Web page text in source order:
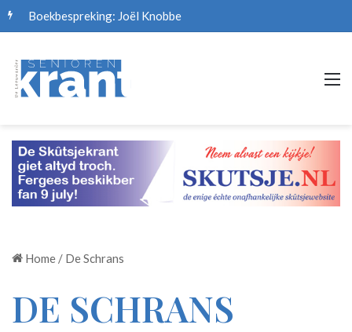
Boekbespreking: Joël Knobbe
Home / De Schrans
DE SCHRANS